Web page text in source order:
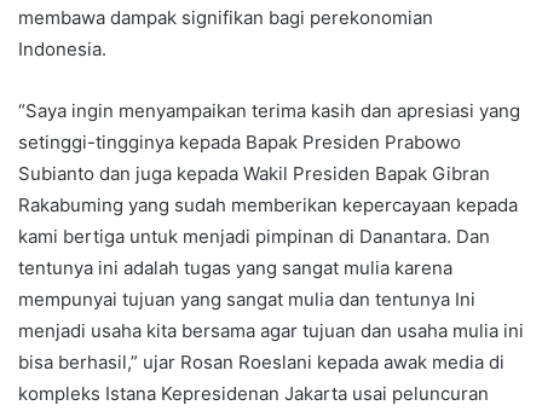
membawa dampak signifikan bagi perekonomian
Indonesia.
“Saya ingin menyampaikan terima kasih dan apresiasi yang
setinggi-tingginya kepada Bapak Presiden Prabowo
Subianto dan juga kepada Wakil Presiden Bapak Gibran
Rakabuming yang sudah memberikan kepercayaan kepada
kami bertiga untuk menjadi pimpinan di Danantara. Dan
tentunya ini adalah tugas yang sangat mulia karena
mempunyai tujuan yang sangat mulia dan tentunya Ini
menjadi usaha kita bersama agar tujuan dan usaha mulia ini
bisa berhasil,” ujar Rosan Roeslani kepada awak media di
kompleks Istana Kepresidenan Jakarta usai peluncuran